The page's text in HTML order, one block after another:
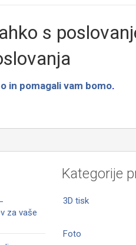
s
in pomagali vam bomo.
za vaše
Kategorije
3D tisk
Foto